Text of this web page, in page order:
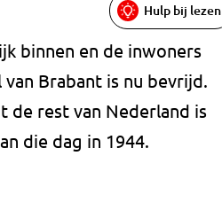
Hulp bij lezen
binnen en de inwoners
Brabant is nu bevrijd.
de rest van Nederland is
die dag in 1944.